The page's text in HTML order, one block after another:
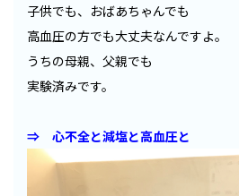
子供でも、おばあちゃんでも
高血圧の方でも大丈夫なんですよ。
うちの母親、父親でも
実験済みです。
⇒ 心不全と減塩と高血圧と